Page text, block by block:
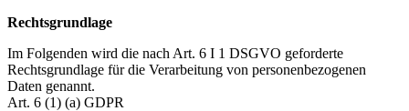
Rechtsgrundlage
Im Folgenden wird die nach Art. 6 I 1 DSGVO geforderte
Rechtsgrundlage für die Verarbeitung von personenbezogenen
Daten genannt.
Art. 6 (1) (a) GDPR